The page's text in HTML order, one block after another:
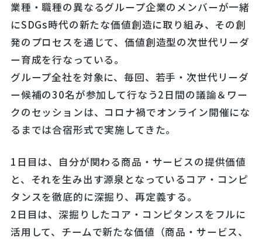
業種・職種の異なるグループ企業のメンバーが一緒
にSDGs時代の新たな価値創造に取り組み、その創
発のプロセスを通じて、価値創造型の次世代リーダ
ー育成を行なっている。
グループ全社を対象に、毎回、若手・次世代リーダ
ー候補の30名が参加して行なう2日間の議論＆ワー
クのセッションは、コロナ禍でオンライン開催にな
るまでは合宿形式で実施してきた。
1日目は、自分が関わる商品・サービスの提供価値
と、それを生み出す源泉となっているコア・コンピ
タンスを徹底的に深掘り、再定義する。
2日目は、深掘りしたコア・コンピタンスをフルに
活用して、チームで新たな価値（商品・サービス、